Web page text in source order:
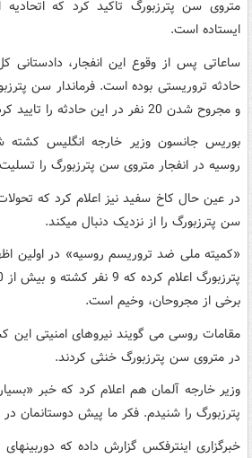
متروی سن پترزبورگ تاکید کرد که اتحادیه
ایستاده است.
ساعاتی پس از وقوع این انفجار، دادستانی
و مجروح شدن 20 نفر در این حادثه را تایید کرد.
بوریس جانسون وزیر خارجه انگلیس کشته
روسیه در انفجار متروی سن پترزبورگ را
در عین حال کاخ سفید نیز اعلام کرد که
سن پترزبورگ را از نزدیک دنبال میکند.
«کمیته ملی ضد تروریسم روسیه» در اولین
برخی از مجروحان، وخیم است.
مقامات روسی می گویند نیروهای امنیتی
در متروی سن پترزبورگ خنثی کردند.
وزیر خارجه آلمان هم اعلام کرد که خبر
پترزبورگ را شنیدم. فکر ما پیش دوستانمان
خبرگزاری اینترفکس گزارش داده که